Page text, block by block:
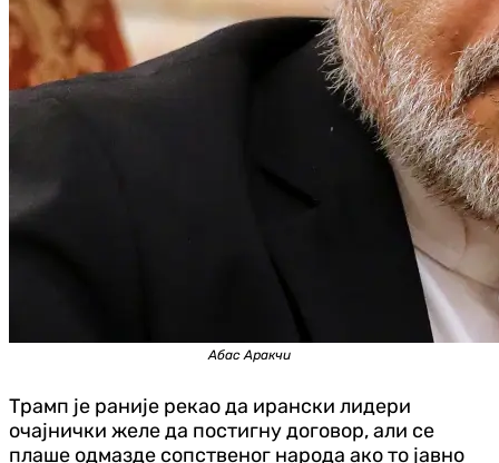
Абас Аракчи
Трамп је раније рекао да ирански лидери
очајнички желе да постигну договор, али се
плаше одмазде сопственог народа ако то јавно